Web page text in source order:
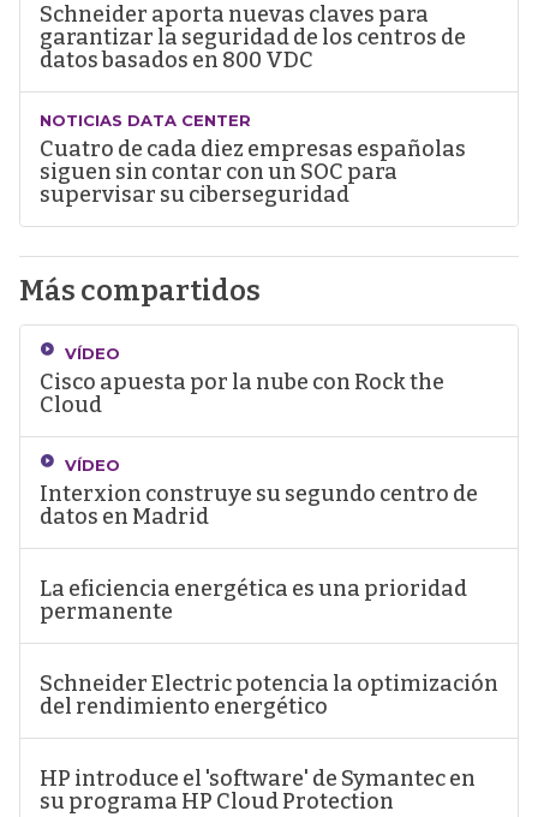
Schneider aporta nuevas claves para
garantizar la seguridad de los centros de
datos basados en 800 VDC
NOTICIAS DATA CENTER
Cuatro de cada diez empresas españolas
siguen sin contar con un SOC para
supervisar su ciberseguridad
Más compartidos
VÍDEO
Cisco apuesta por la nube con Rock the
Cloud
VÍDEO
Interxion construye su segundo centro de
datos en Madrid
La eficiencia energética es una prioridad
permanente
Schneider Electric potencia la optimización
del rendimiento energético
HP introduce el 'software' de Symantec en
su programa HP Cloud Protection